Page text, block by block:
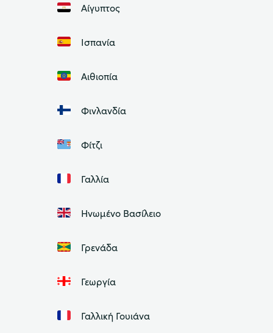
Αίγυπτος
Ισπανία
Αιθιοπία
Φινλανδία
Φίτζι
Γαλλία
Ηνωμένο Βασίλειο
Γρενάδα
Γεωργία
Γαλλική Γουιάνα